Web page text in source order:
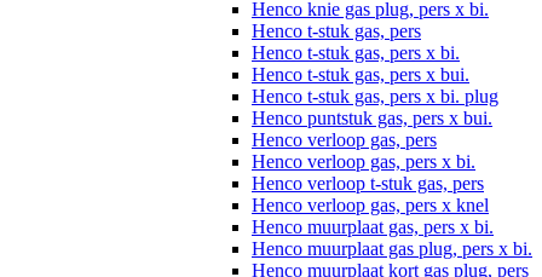
Henco knie gas plug, pers x bi.
Henco t-stuk gas, pers
Henco t-stuk gas, pers x bi.
Henco t-stuk gas, pers x bui.
Henco t-stuk gas, pers x bi. plug
Henco puntstuk gas, pers x bui.
Henco verloop gas, pers
Henco verloop gas, pers x bi.
Henco verloop t-stuk gas, pers
Henco verloop gas, pers x knel
Henco muurplaat gas, pers x bi.
Henco muurplaat gas plug, pers x bi.
Henco muurplaat kort gas plug, pers